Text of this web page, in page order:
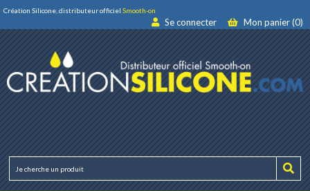
Création Silicone, distributeur officiel Smooth-on
Se connecter Mon panier (0)